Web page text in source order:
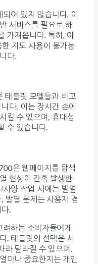
어 있지 않습니다. 이
서비스를 필요로 하
가져옵니다. 특히, 야
지도 사용이 불가능
다.
태블릿 모델들과 비교
다. 이는 장시간 손에
킬 수 있으며, 휴대성
수 있습니다.
은 웹페이지를 탐색
현상이 간혹 발생한
사양 작업 시에는 발열
발열 문제는 사용자 경
.
하는 소비자들에게
. 태블릿의 선택은 사
라 달라질 수 있으며,
마나 중요한지는 개인